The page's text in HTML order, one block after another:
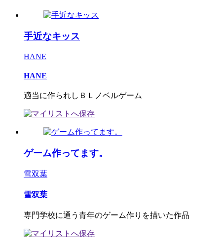
手近なキッス
HANE
HANE
適当に作られしＢＬノベルゲーム
ゲーム作ってます。
雪双葉
雪双葉
専門学校に通う青年のゲーム作りを描いた作品